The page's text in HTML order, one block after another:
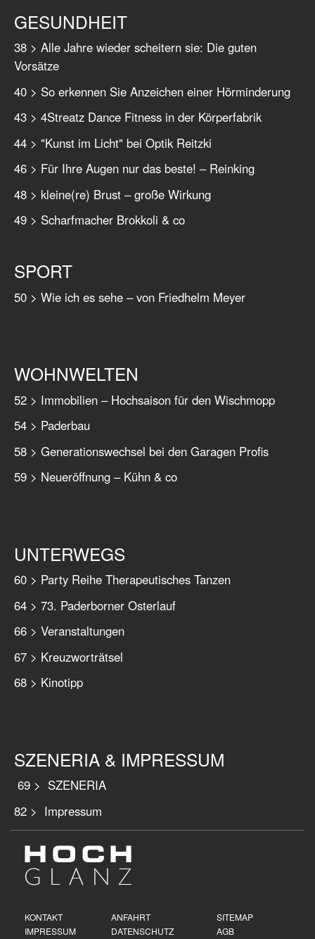
GESUNDHEIT
38 > Alle Jahre wieder scheitern sie: Die guten
Vorsätze
40 > So erkennen Sie Anzeichen einer Hörminderung
43 > 4Streatz Dance Fitness in der Körperfabrik
44 > "Kunst im Licht" bei Optik Reitzki
46 > Für Ihre Augen nur das beste! – Reinking
48 > kleine(re) Brust – große Wirkung
49 > Scharfmacher Brokkoli & co
SPORT
50 > Wie ich es sehe – von Friedhelm Meyer
WOHNWELTEN
52 > Immobilien – Hochsaison für den Wischmopp
54 > Paderbau
58 > Generationswechsel bei den Garagen Profis
59 > Neueröffnung – Kühn & co
UNTERWEGS
60 > Party Reihe Therapeutisches Tanzen
64 > 73. Paderborner Osterlauf
66 > Veranstaltungen
67 > Kreuzworträtsel
68 > Kinotipp
SZENERIA & IMPRESSUM
69 > SZENERIA
82 > Impressum
KONTAKT ANFAHRT
SITEMAP
IMPRESSUM
DATENSCHUTZ
AGB